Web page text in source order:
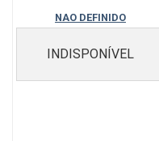
NAO DEFINIDO
INDISPONÍVEL